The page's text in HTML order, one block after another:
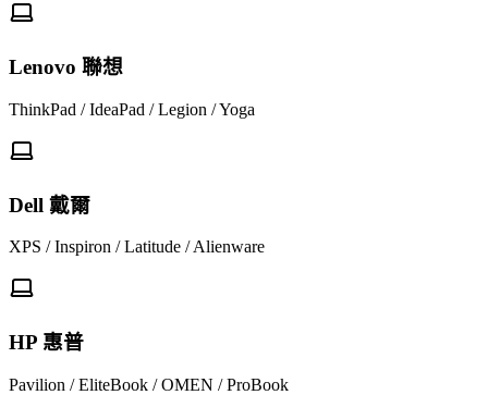
Lenovo 聯想
ThinkPad / IdeaPad / Legion / Yoga
Dell 戴爾
XPS / Inspiron / Latitude / Alienware
HP 惠普
Pavilion / EliteBook / OMEN / ProBook